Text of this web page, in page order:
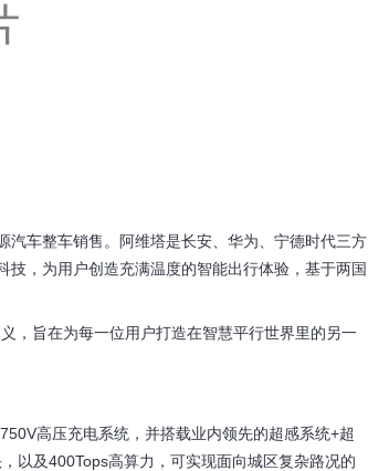
车整车销售。阿维塔是长安、华为、宁德时代三方
，为用户创造充满温度的智能出行体验，基于两国
，旨在为每一位用户打造在智慧平行世界里的另一
高压充电系统，并搭载业内领先的超感系统+超
以及400Tops高算力，可实现面向城区复杂路况的